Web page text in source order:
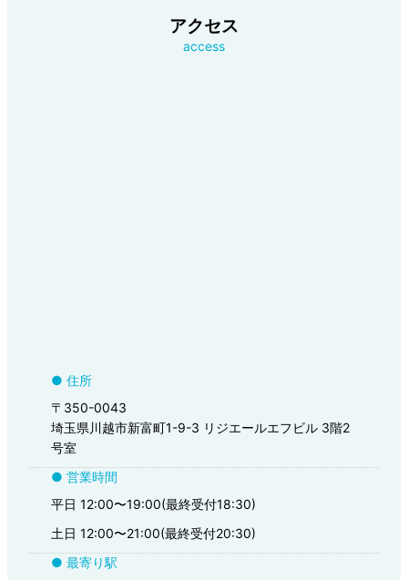
アクセス
access
● 住所
〒350-0043
埼玉県川越市新富町1-9-3 リジエールエフビル 3階2
号室
● 営業時間
平日 12:00〜19:00(最終受付18:30)
土日 12:00〜21:00(最終受付20:30)
● 最寄り駅